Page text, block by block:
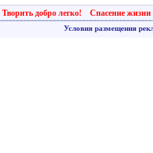
Творить добро легко! Спасение жизни
Условия размещения